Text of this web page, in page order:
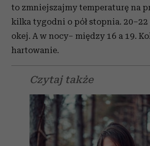
to zmniejszajmy temperaturę na
kilka tygodni o pół stopnia.
okej. A w nocy– między 16 a 19.
hartowanie.
Czytaj także